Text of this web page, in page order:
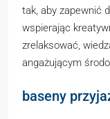
tak, aby zapewnić
wspierając
zrelaksować,
angażującym
baseny